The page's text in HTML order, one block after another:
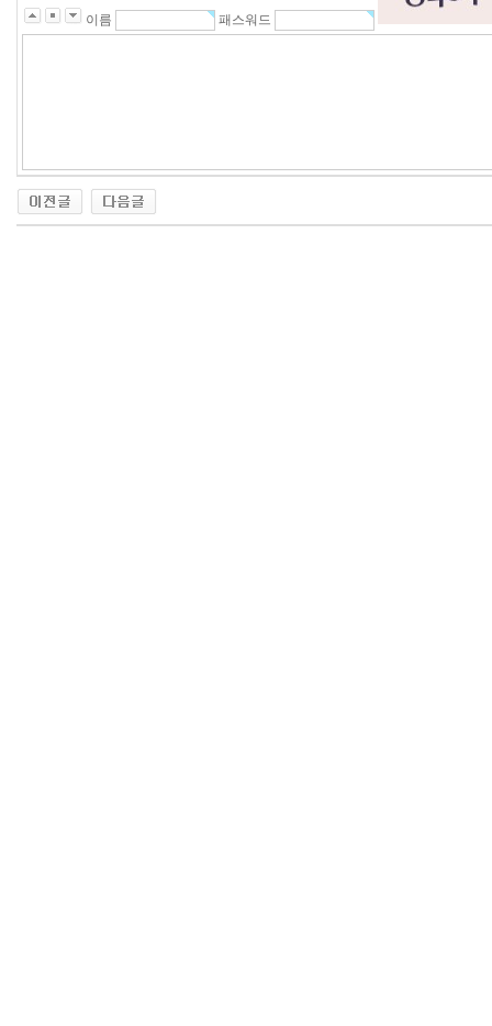
이름 패스워드